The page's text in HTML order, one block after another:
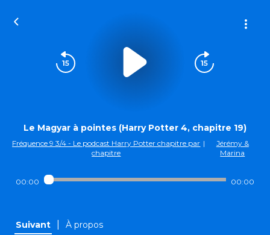
Le Magyar à pointes (Harry Potter 4, chapitre 19)
Fréquence 9 3/4 - Le podcast Harry Potter chapitre par
chapitre
|
Jérémy &
Marina
00:00 00:00
Suivant À propos